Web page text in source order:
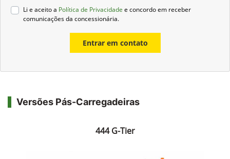
Li e aceito a Política de Privacidade e concordo em receber
comunicações da concessionária.
Entrar em contato
Versões Pás-Carregadeiras
444 G-Tier